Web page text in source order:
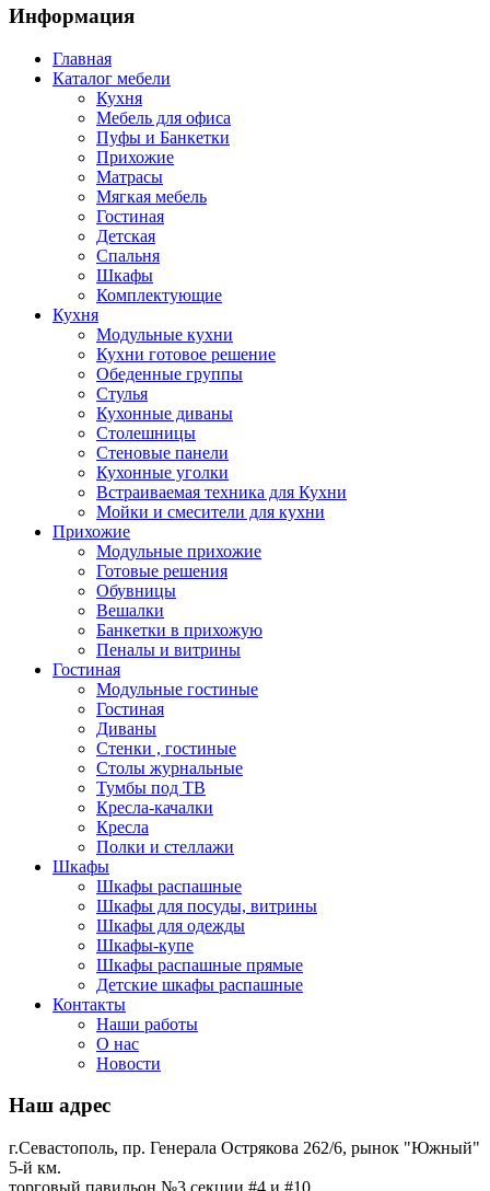
Информация
Главная
Каталог мебели
Кухня
Мебель для офиса
Пуфы и Банкетки
Прихожие
Матрасы
Мягкая мебель
Гостиная
Детская
Спальня
Шкафы
Комплектующие
Кухня
Модульные кухни
Кухни готовое решение
Обеденные группы
Стулья
Кухонные диваны
Столешницы
Стеновые панели
Кухонные уголки
Встраиваемая техника для Кухни
Мойки и смесители для кухни
Прихожие
Модульные прихожие
Готовые решения
Обувницы
Вешалки
Банкетки в прихожую
Пеналы и витрины
Гостиная
Модульные гостиные
Гостиная
Диваны
Стенки , гостиные
Столы журнальные
Тумбы под ТВ
Кресла-качалки
Кресла
Полки и стеллажи
Шкафы
Шкафы распашные
Шкафы для посуды, витрины
Шкафы для одежды
Шкафы-купе
Шкафы распашные прямые
Детские шкафы распашные
Контакты
Наши работы
О нас
Новости
Наш адрес
г.Севастополь, пр. Генерала Острякова 262/6, рынок "Южный"
5-й км.